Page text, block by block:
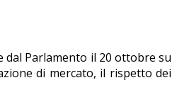
dal Parlamento il 20 ottobre su
di mercato, il rispetto dei